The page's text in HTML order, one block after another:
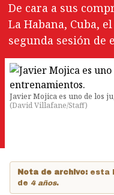
De cara a sus
La Habana, Cuba,
segunda sesión de
Javier Mojica es uno de los
(David Villafane/Staff)
Nota de archivo: esta
de 4 años.